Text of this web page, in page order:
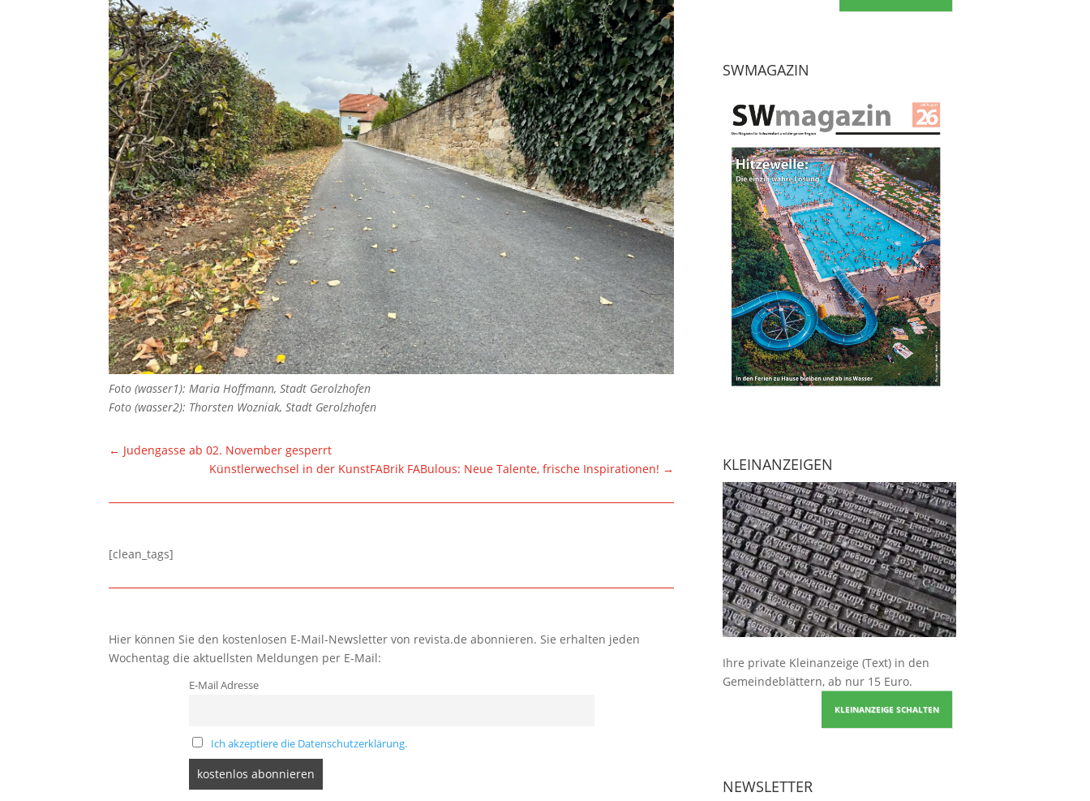
Foto (wasser1): Maria Hoffmann, Stadt Gerolzhofen
Foto (wasser2): Thorsten Wozniak, Stadt Gerolzhofen
← Judengasse ab 02. November gesperrt
Künstlerwechsel in der KunstFABrik FABulous: Neue Talente, frische Inspirationen! →
[clean_tags]
Hier können Sie den kostenlosen E-Mail-Newsletter von revista.de abonnieren. Sie erhalten jeden
Wochentag die aktuellsten Meldungen per E-Mail:
E-Mail Adresse
Ich akzeptiere die Datenschutzerklärung.
SWMAGAZIN
KLEINANZEIGEN
Ihre private Kleinanzeige (Text) in den
Gemeindeblättern, ab nur 15 Euro.
KLEINANZEIGE SCHALTEN
NEWSLETTER